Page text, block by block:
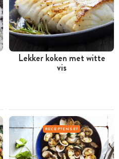
Lekker koken met witte
vis
RECEPTENSET